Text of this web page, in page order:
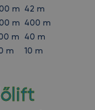
m
42 m
m
400 m
m
40 m
m 10 m